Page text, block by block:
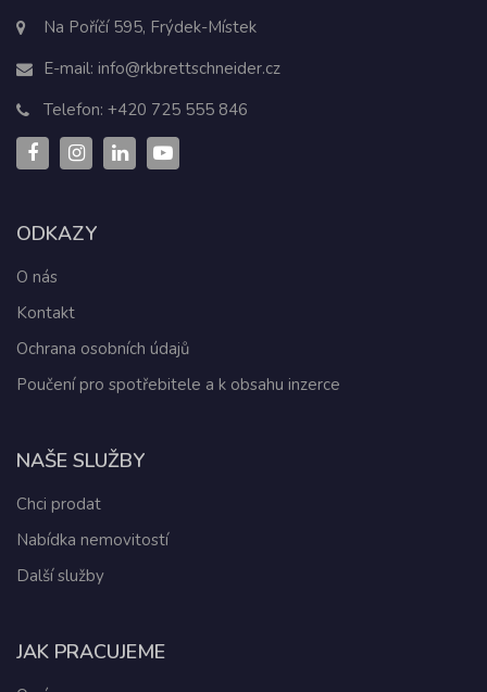
Na Poříčí 595, Frýdek-Místek
E-mail: info@rkbrettschneider.cz
Telefon: +420 725 555 846
ODKAZY
O nás
Kontakt
Ochrana osobních údajů
Poučení pro spotřebitele a k obsahu inzerce
NAŠE SLUŽBY
Chci prodat
Nabídka nemovitostí
Další služby
JAK PRACUJEME